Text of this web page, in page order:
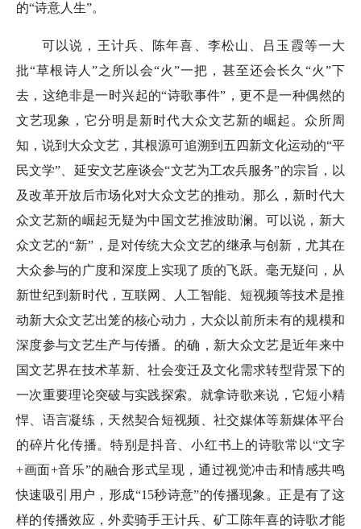
的“诗意人生”。
可以说，王计兵、陈年喜、李松山、吕玉霞等一大
批“草根诗人”之所以会“火”一把，甚至还会长久“火”下
去，这绝非是一时兴起的“诗歌事件”，更不是一种偶然的
文艺现象，它分明是新时代大众文艺新的崛起。众所周
知，说到大众文艺，其根源可追溯到五四新文化运动的“平
民文学”、延安文艺座谈会“文艺为工农兵服务”的宗旨，以
及改革开放后市场化对大众文艺的推动。那么，新时代大
众文艺新的崛起无疑为中国文艺推波助澜。可以说，新大
众文艺的“新”，是对传统大众文艺的继承与创新，尤其在
大众参与的广度和深度上实现了质的飞跃。毫无疑问，从
新世纪到新时代，互联网、人工智能、短视频等技术是推
动新大众文艺出笼的核心动力，大众以前所未有的规模和
深度参与文艺生产与传播。的确，新大众文艺是近年来中
国文艺界在技术革新、社会变迁及文化需求转型背景下的
一次重要理论突破与实践探索。就拿诗歌来说，它短小精
悍、语言凝练，天然契合短视频、社交媒体等新媒体平台
的碎片化传播。特别是抖音、小红书上的诗歌常以“文字
+画面+音乐”的融合形式呈现，通过视觉冲击和情感共鸣
快速吸引用户，形成“15秒诗意”的传播现象。正是有了这
样的传播效应，外卖骑手王计兵、矿工陈年喜的诗歌才能